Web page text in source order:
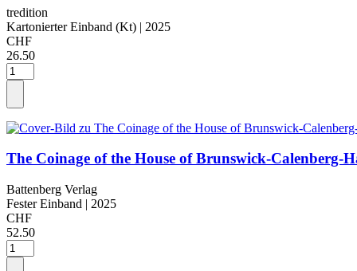
tredition
Kartonierter Einband (Kt) | 2025
CHF
26.50
The Coinage of the House of Brunswick-Calenberg-
Battenberg Verlag
Fester Einband | 2025
CHF
52.50